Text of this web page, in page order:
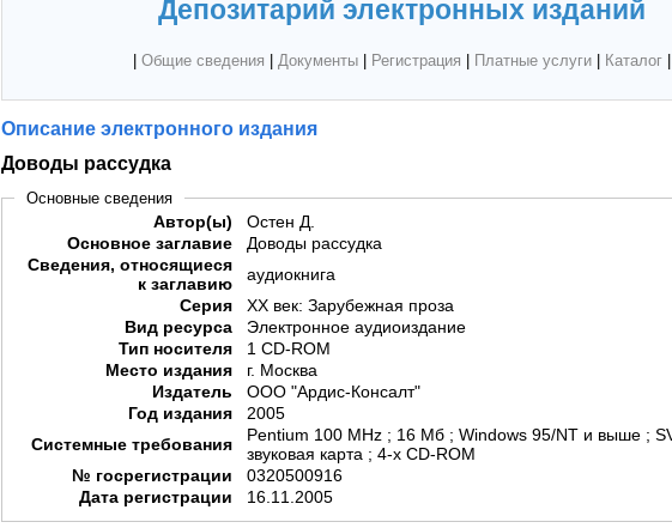
Депозитарий электронных изданий
Общие сведения Документы| Регистрация Платные услуги| Каталог|
Описание электронного издания
Доводы рассудка
Основные сведения
Автор(ы)
Остен Д.
Основное заглавие
Доводы рассудка
Сведения, относящиеся
к заглавию
аудиокнига
Серия
ХХ век: Зарубежная проза
Вид ресурса
Электронное аудиоиздание
Тип носителя
1 CD-ROM
Место издания
г. Москва
Издатель
ООО "Ардис-Консалт"
Год издания
2005
Системные требования
Pentium 100 MHz ; 16 Мб ; Windows 95/NT и выше ;
звуковая карта ; 4-х CD-ROM
№ госрегистрации
0320500916
Дата регистрации
16.11.2005